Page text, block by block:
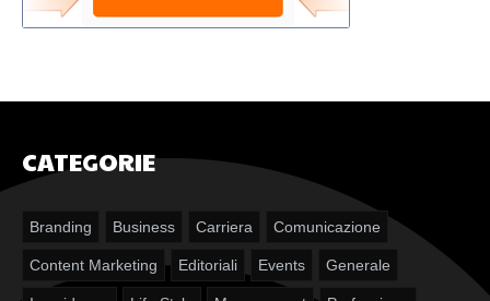
CATEGORIE
Branding Business Carriera Comunicazione
Content Marketing Editoriali Events Generale